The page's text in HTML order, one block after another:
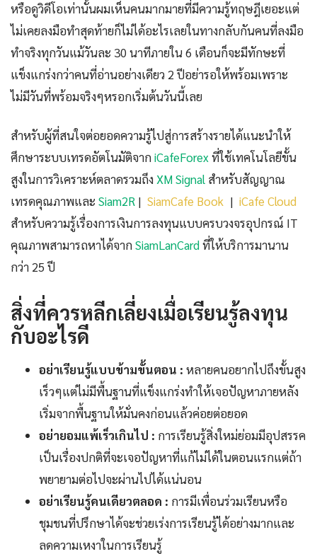
หรือดูวิดีโอเท่านั้นผมเห็นคนมากมายที่มีความรู้ทฤษฎีเยอะแต่
ไม่เคยลงมือทำสุดท้ายก็ไม่ได้อะไรเลยในทางกลับกันคนที่ลงมือ
ทำจริงทุกวันแม้วันละ 30 นาทีภายใน 6 เดือนก็จะมีทักษะที่
แข็งแกร่งกว่าคนที่อ่านอย่างเดียว 2 ปีอย่ารอให้พร้อมเพราะ
ไม่มีวันที่พร้อมจริงๆหรอกเริ่มต้นวันนี้เลย
สำหรับผู้ที่สนใจต่อยอดความรู้ไปสู่การสร้างรายได้แนะนำให้
ศึกษาระบบเทรดอัตโนมัติจากiCafeForex ที่ใช้เทคโนโลยีขั้น
สูงในการวิเคราะห์ตลาดรวมถึง XM Signal สำหรับสัญญาณ
เทรดคุณภาพและ Siam2R | SiamCafe Book | iCafe Cloud
สำหรับความรู้เรื่องการเงินการลงทุนแบบครบวงจรอุปกรณ์ IT
คุณภาพสามารถหาได้จากSiamLanCardที่ให้บริการมานาน
กว่า 25 ปี
สิ่งที่ควรหลีกเลี่ยงเมื่อเรียนรู้ลงทุน
กับอะไรดี
อย่าเรียนรู้แบบข้ามขั้นตอน : หลายคนอยากไปถึงขั้นสูง
เร็วๆแต่ไม่มีพื้นฐานที่แข็งแกร่งทำให้เจอปัญหาภายหลัง
เริ่มจากพื้นฐานให้มั่นคงก่อนแล้วค่อยต่อยอด
อย่ายอมแพ้เร็วเกินไป : การเรียนรู้สิ่งใหม่ย่อมมีอุปสรรค
เป็นเรื่องปกติที่จะเจอปัญหาที่แก้ไม่ได้ในตอนแรกแต่ถ้า
พยายามต่อไปจะผ่านไปได้แน่นอน
อย่าเรียนรู้คนเดียวตลอด : การมีเพื่อนร่วมเรียนหรือ
ชุมชนที่ปรึกษาได้จะช่วยเร่งการเรียนรู้ได้อย่างมากและ
ลดความเหงาในการเรียนรู้